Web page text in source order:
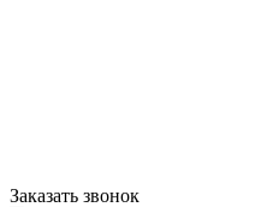
Заказать звонок